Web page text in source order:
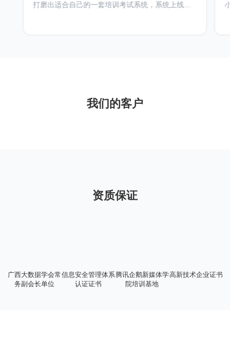
打磨出适合自己的一套培训考试系统，系统上线最
我们的客户
资质保证
广西大数据学会常
务副会长单位
信息安全管理体系
认证证书
腾讯企鹅新媒体学
院培训基地
高新技术企业证书